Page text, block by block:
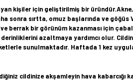
kişiler için geliştirilmiş bir
sonra sırtta, omuz başlarında ve
berrak bir görünüm kazanması için
azaltmaya yardımcı olur.
sunulmaktadır. Haftada 1 kez
cildinize akşamleyin hava